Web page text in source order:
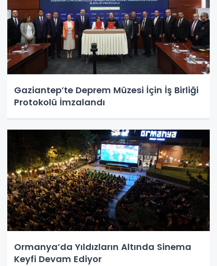
Gaziantep’te Deprem Müzesi İçin İş Birliği
Protokolü İmzalandı
Ormanya’da Yıldızların Altında Sinema
Keyfi Devam Ediyor